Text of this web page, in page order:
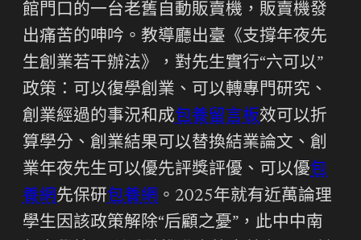
館門口的一台老舊自動販賣機，販賣機發
出痛苦的呻吟。教導廳出臺《支撐年夜先
生創業若干辦法》，對先生實行“六可以”
政策：可以復學創業、可以轉專門研究、
創業經過的事況和成包養留言板效可以折
算學分、創業結果可以替換結業論文、創
業年夜先生可以優先評獎評優、可以優包
養網先保研包養網 。2025年就有近萬論理
學生因該政策解除“后顧之憂”，此中中南